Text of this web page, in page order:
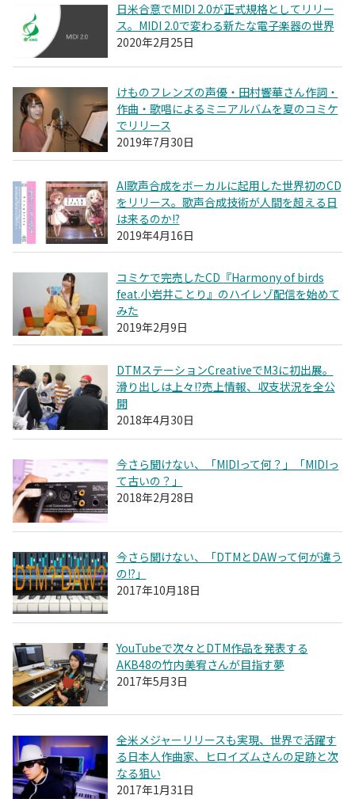
日米合意でMIDI 2.0が正式規格としてリリー
ス。MIDI 2.0で変わる新たな電子楽器の世界
2020年2月25日
けものフレンズの声優・田村響華さん作詞・
作曲・歌唱によるミニアルバムを夏のコミケ
でリリース
2019年7月30日
AI歌声合成をボーカルに起用した世界初のCD
をリリース。歌声合成技術が人間を超える日
は来るのか!?
2019年4月16日
コミケで完売したCD『Harmony of birds
feat.小岩井ことり』のハイレゾ配信を始めて
みた
2019年2月9日
DTMステーションCreativeでM3に初出展。
滑り出しは上々!?売上情報、収支状況を全公
開
2018年4月30日
今さら聞けない、「MIDIって何？」「MIDIっ
て古いの？」
2018年2月28日
今さら聞けない、「DTMとDAWって何が違う
の!?」
2017年10月18日
YouTubeで次々とDTM作品を発表する
AKB48の竹内美宥さんが目指す夢
2017年5月3日
全米メジャーリリースも実現、世界で活躍す
る日本人作曲家、ヒロイズムさんの足跡と次
なる狙い
2017年1月31日